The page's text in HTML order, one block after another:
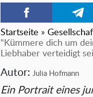
Startseite »
"Kümmere dich um
Liebhaber verteidigt
Autor: Julia Hofmann
Ein Portrait eines